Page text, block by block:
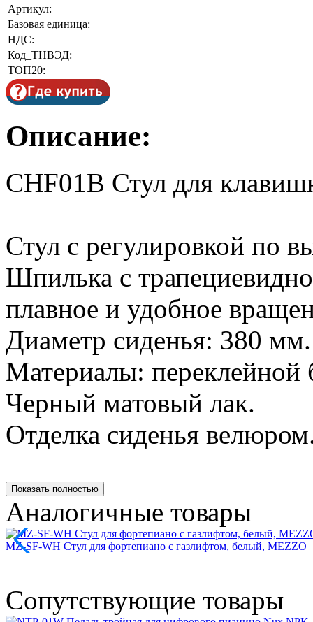
Артикул:
Базовая единица:
НДС:
Код_ТНВЭД:
ТОП20:
Описание:
CHF01B Стул для
Стул с регулировкой по
Шпилька с
плавное и удобное
Диаметр сиденья: 380 мм.
Материалы:
Черный матовый лак.
Отделка сиденья
Показать полностью
Аналогичные товары
MZ-SF-WH Стул для фортепиано с газлифтом, белый, MEZZO
Сопутствующие товары